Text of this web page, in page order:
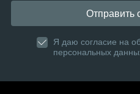
Отправить
Я даю согласие на
персональных